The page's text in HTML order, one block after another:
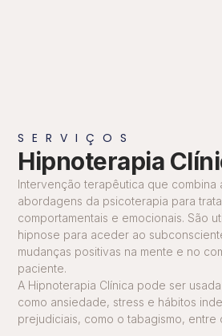
SERVIÇOS
Hipnoterapia
Intervenção terapêutica que combina
abordagens da psicoterapia para
comportamentais e emocionais. São
hipnose para aceder ao
mudanças positivas na mente e no
paciente.
A Hipnoterapia Clínica pode ser
como ansiedade, stress e hábitos
prejudiciais, como o tabagismo, entre